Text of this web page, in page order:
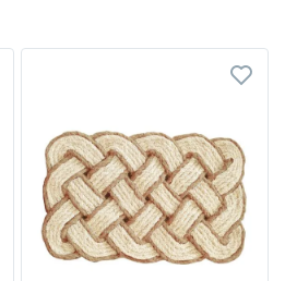
Vista rápida